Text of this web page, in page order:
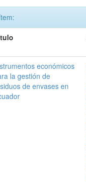
económicos
la gestión de
de envases en